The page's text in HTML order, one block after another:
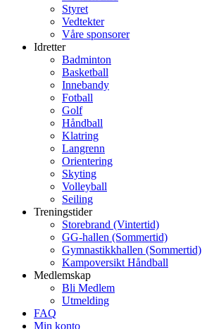
Styret
Vedtekter
Våre sponsorer
Idretter
Badminton
Basketball
Innebandy
Fotball
Golf
Håndball
Klatring
Langrenn
Orientering
Skyting
Volleyball
Seiling
Treningstider
Storebrand (Vintertid)
GG-hallen (Sommertid)
Gymnastikkhallen (Sommertid)
Kampoversikt Håndball
Medlemskap
Bli Medlem
Utmelding
FAQ
Min konto